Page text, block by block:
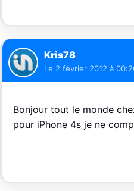
Kris78
Le 2 février 2012 à
Bonjour tout le monde
pour iPhone 4s je ne